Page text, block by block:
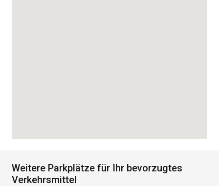
Weitere Parkplätze für Ihr bevorzugtes
Verkehrsmittel